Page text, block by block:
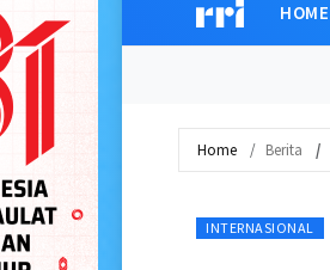
HOME
Home Berita
INTERNASIONAL